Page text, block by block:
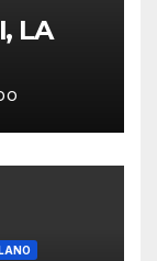
LA